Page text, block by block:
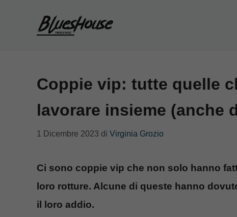
Coppie vip: tutte quelle
lavorare insieme (anche
1 Dicembre 2023 di Virginia Grozio
Ci sono coppie vip che non solo hanno
loro rotture. Alcune di queste hanno
il loro addio.